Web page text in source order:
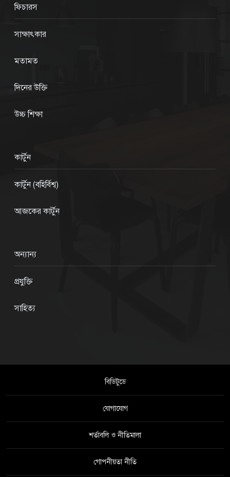
ফিচারস
সাক্ষাৎকার
মতামত
দিনের উক্তি
উচ্চ শিক্ষা
কার্টুন
কার্টুন (বহির্বিশ্ব)
আজকের কার্টুন
অন্যান্য
প্রযুক্তি
সাহিত্য
বিডিটুডে
যোগাযোগ
শর্তাবলি ও নীতিমালা
গোপনীয়তা নীতি